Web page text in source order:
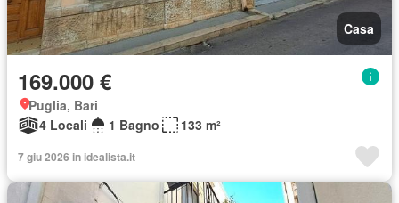
Casa
169.000 €
Puglia, Bari
4 Locali
1 Bagno 133 m²
7 giu 2026 in idealista.it